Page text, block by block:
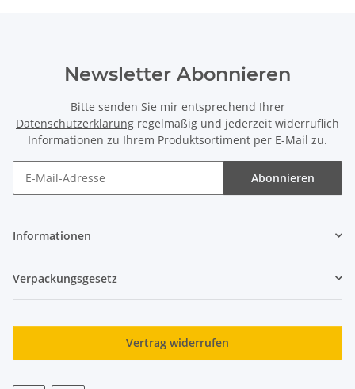
Newsletter Abonnieren
Bitte senden Sie mir entsprechend Ihrer
Datenschutzerklärung regelmäßig und jederzeit widerruflich
Informationen zu Ihrem Produktsortiment per E-Mail zu.
Abonnieren
Informationen
Verpackungsgesetz
Vertrag widerrufen